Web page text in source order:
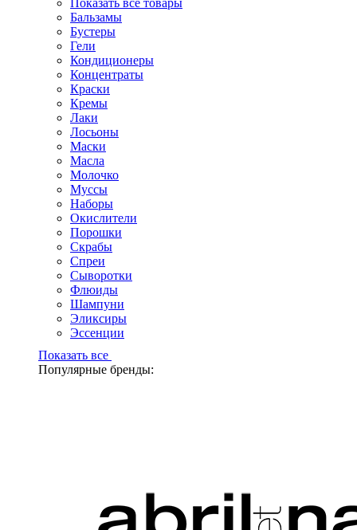
Показать все товары
Бальзамы
Бустеры
Гели
Кондиционеры
Концентраты
Краски
Кремы
Лаки
Лосьоны
Маски
Масла
Молочко
Муссы
Наборы
Окислители
Порошки
Скрабы
Спреи
Сыворотки
Флюиды
Шампуни
Эликсиры
Эссенции
Показать все
Популярные бренды: